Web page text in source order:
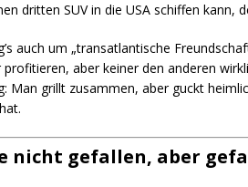
dritten SUV in die USA schiffen kann,
auch um „transatlantische
aber keiner den anderen
Man grillt zusammen, aber guckt
nicht gefallen, aber